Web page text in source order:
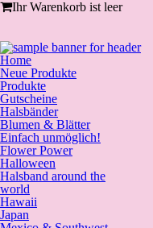
Ihr Warenkorb ist leer
Home
Neue Produkte
Produkte
Gutscheine
Halsbänder
Blumen & Blätter
Einfach unmöglich!
Flower Power
Halloween
Halsband around the
world
Hawaii
Japan